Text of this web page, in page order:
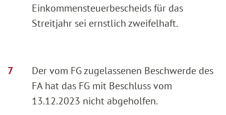
Einkommensteuerbescheids für das
Streitjahr sei ernstlich zweifelhaft.
Der vom FG zugelassenen Beschwerde des
FA hat das FG mit Beschluss vom
13.12.2023 nicht abgeholfen.